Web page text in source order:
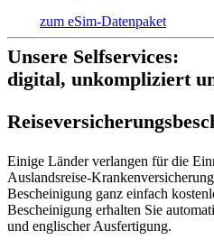
zum eSim-Datenpaket
Unsere Selfservices:
digital, unkompliziert
Einige Länder verlangen für die
Auslandsreise-
Bescheinigung ganz einfach
Bescheinigung erhalten Sie
und englischer Ausfertigung.